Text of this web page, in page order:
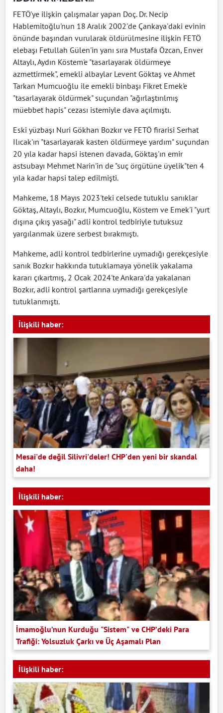
FETÖ'ye ilişkin çalışmalar yapan Doç. Dr. Necip
Hablemitoğlu'nun 18 Aralık 2002'de Çankaya'daki evinin
önünde başından vurularak öldürülmesine ilişkin FETÖ
elebaşı Fetullah Gülen'in yanı sıra Mustafa Özcan, Enver
Altaylı, Aydın Köstem'e "tasarlayarak öldürmeye
azmettirmek", emekli albaylar Levent Göktaş ve Ahmet
Tarkan Mumcuoğlu ile emekli binbaşı Fikret Emek'e
"tasarlayarak öldürmek" suçundan "ağırlaştırılmış
müebbet hapis" cezası istemiyle dava açılmıştı.
Eski yüzbaşı Nuri Gökhan Bozkır ve FETÖ firarisi Serhat
Ilıcak'ın "tasarlayarak kasten öldürmeye yardım" suçundan
20 yıla kadar hapsi istenen davada, Göktaş'ın emir
astsubayı Mehmet Narin'in de "suç örgütüne üyelik"ten 4
yıla kadar hapsi talep edilmişti.
Mahkeme, 18 Mayıs 2023'teki celsede tutuklu sanıklar
Göktaş, Altaylı, Bozkır, Mumcuoğlu, Köstem ve Emek'i "yurt
dışına çıkış yasağı" adli kontrol tedbiriyle tutuksuz
yargılanmak üzere serbest bırakmıştı.
Mahkeme, adli kontrol tedbirlerine uymadığı gerekçesiyle
sanık Bozkır hakkında tutuklamaya yönelik yakalama
kararı çıkartmış, 2 Ocak 2024'te Ankara'da yakalanan
Bozkır, adli kontrol şartlarına uymadığı gerekçesiyle
tutuklanmıştı.
İlişkili haber:
Mesai'de değil Silivri'deler! CHP'den yeni bir skandal
daha!
İlişkili haber:
İmamoğlu’nun Kurduğu "Sistem" ve CHP’deki Para
Trafiği: Yolsuzluk Çarkı ve Üç Aşamalı Plan
İlişkili haber: